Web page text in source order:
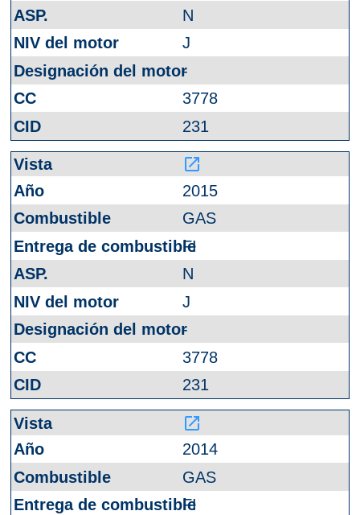
N
J
-
3778
231
launch
2015
GAS
FI
N
J
-
3778
231
launch
2014
GAS
FI